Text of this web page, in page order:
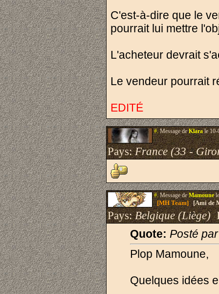
C'est-à-dire que le
pourrait lui mettre
L'acheteur devrait
Le vendeur pourrait
EDITÉ
#.Message deKlarale 10-
Pays:France (33 -
#.Message deMamoune
[MH Team][Ami de
Pays:Belgique (Liège)
Quote: Posté
Plop Mamoune,
Quelques idées